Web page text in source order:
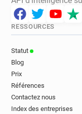
RESSOURCES
Statut
Blog
Prix
Références
Contactez nous
Index des entreprises